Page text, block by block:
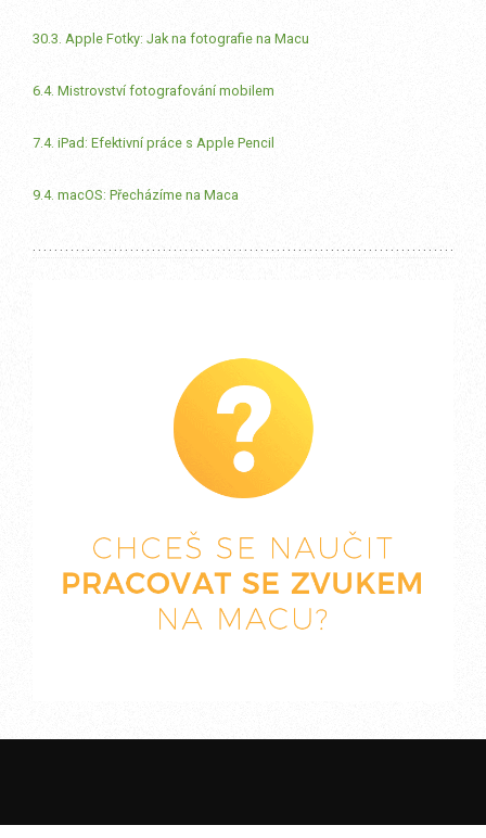
30.3. Apple Fotky: Jak na fotografie na Macu
6.4. Mistrovství fotografování mobilem
7.4. iPad: Efektivní práce s Apple Pencil
9.4. macOS: Přecházíme na Maca